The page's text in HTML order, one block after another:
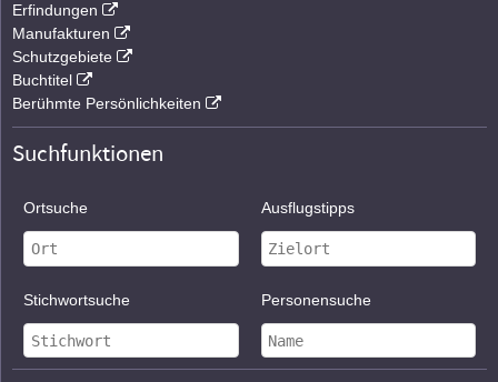
Erfindungen
Manufakturen
Schutzgebiete
Buchtitel
Berühmte Persönlichkeiten
Suchfunktionen
Ortsuche Ausflugstipps
Stichwortsuche Personensuche